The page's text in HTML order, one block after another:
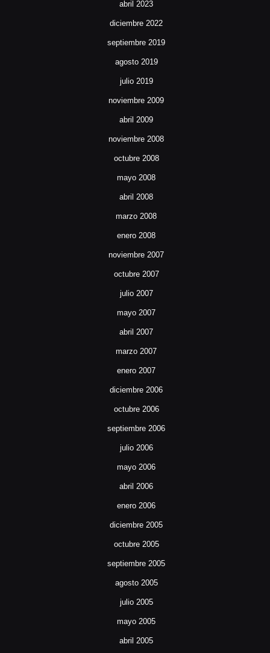
abril 2023
diciembre 2022
septiembre 2019
agosto 2019
julio 2019
noviembre 2009
abril 2009
noviembre 2008
octubre 2008
mayo 2008
abril 2008
marzo 2008
enero 2008
noviembre 2007
octubre 2007
julio 2007
mayo 2007
abril 2007
marzo 2007
enero 2007
diciembre 2006
octubre 2006
septiembre 2006
julio 2006
mayo 2006
abril 2006
enero 2006
diciembre 2005
octubre 2005
septiembre 2005
agosto 2005
julio 2005
mayo 2005
abril 2005